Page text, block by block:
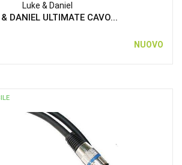
Luke & Daniel
& DANIEL ULTIMATE CAVO...
NUOVO